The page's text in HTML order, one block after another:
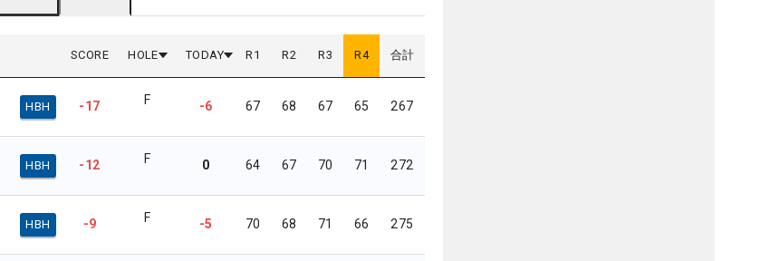
SCORE HOLE TODAY R 1 R2 R3 R4 合計
HBH -17 F -6 67 68 67 65 267
HBH -12 F 0 64 67 70 71 272
HBH -9 F -5 70 68 71 66 275